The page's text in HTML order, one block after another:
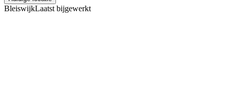
BleiswijkLaatst bijgewerkt